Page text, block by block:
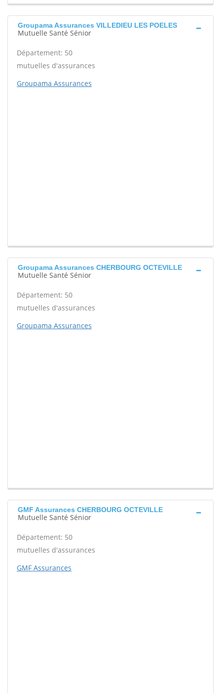
Groupama Assurances VILLEDIEU LES POELES
Mutuelle Santé Sénior
Département: 50
mutuelles d'assurances
Groupama Assurances
Groupama Assurances CHERBOURG OCTEVILLE
Mutuelle Santé Sénior
Département: 50
mutuelles d'assurances
Groupama Assurances
GMF Assurances CHERBOURG OCTEVILLE
Mutuelle Santé Sénior
Département: 50
mutuelles d'assurances
GMF Assurances